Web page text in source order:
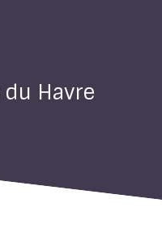
Havre